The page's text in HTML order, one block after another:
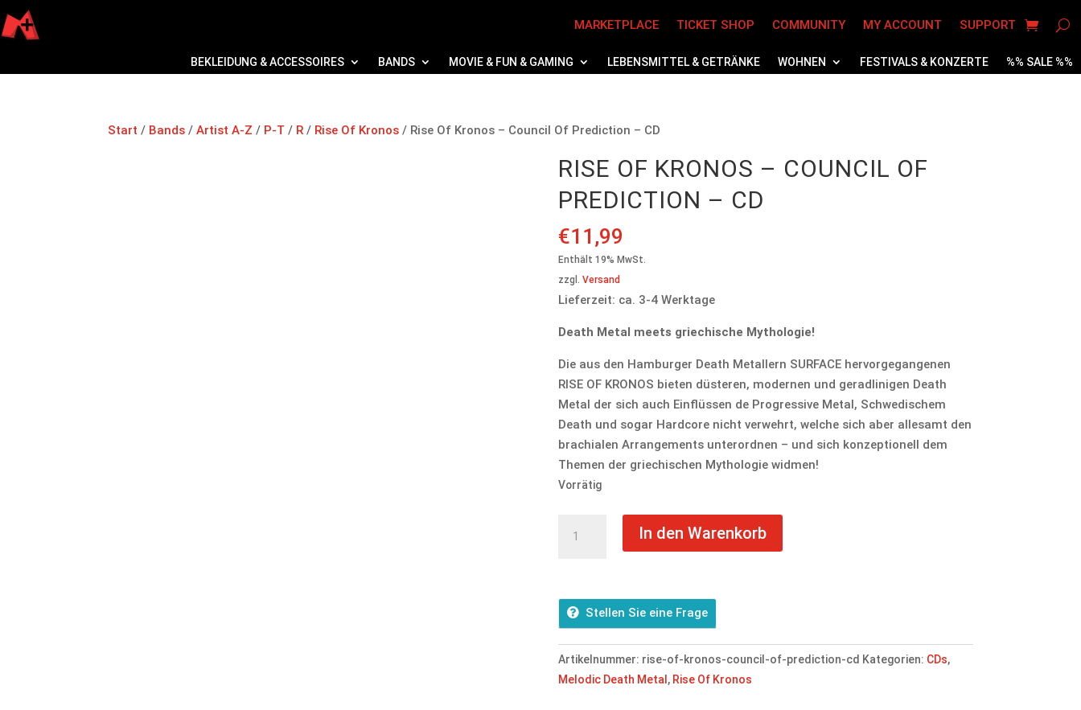
MARKETPLACE TICKET SHOP COMMUNITY MY ACCOUNT SUPPORT
BEKLEIDUNG & ACCESSOIRES BANDS MOVIE & FUN & GAMING LEBENSMITTEL & GETRÄNKE WOHNEN FESTIVALS & KONZERTE %% SALE %%
Start / Bands /Artist A-Z / P-T / R / Rise Of Kronos / Rise Of Kronos – Council Of Prediction – CD
RISE OF KRONOS – COUNCIL OF
PREDICTION – CD
€11,99
Enthält 19% MwSt.
zzgl. Versand
Lieferzeit: ca. 3-4 Werktage
Death Metal meets griechische Mythologie!
Die aus den Hamburger Death Metallern SURFACE hervorgegangenen
RISE OF KRONOS bieten düsteren, modernen und geradlinigen Death
Metal der sich auch Einflüssen de Progressive Metal, Schwedischem
Death und sogar Hardcore nicht verwehrt, welche sich aber allesamt den
brachialen Arrangements unterordnen – und sich konzeptionell dem
Themen der griechischen Mythologie widmen!
Vorrätig
Council
Of
Prediction
-
CD
In den Warenkorb
Stellen Sie eine Frage
Artikelnummer: rise-of-kronos-council-of-prediction-cd Kategorien: CDs,
Melodic Death Metal , Rise Of Kronos